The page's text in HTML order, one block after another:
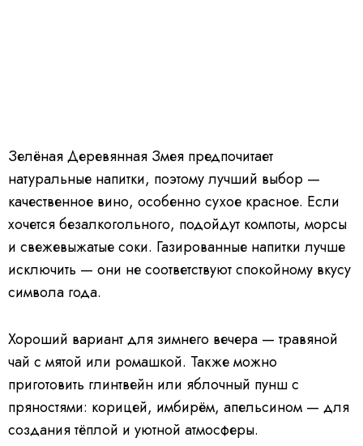
Зелёная Деревянная Змея предпочитает
натуральные напитки, поэтому лучший выбор —
качественное вино, особенно сухое красное. Если
хочется безалкогольного, подойдут компоты, морсы
и свежевыжатые соки. Газированные напитки лучше
исключить — они не соответствуют спокойному вкусу
символа года.
Хороший вариант для зимнего вечера — травяной
чай с мятой или ромашкой. Также можно
приготовить глинтвейн или яблочный пунш с
пряностями: корицей, имбирём, апельсином — для
создания тёплой и уютной атмосферы.